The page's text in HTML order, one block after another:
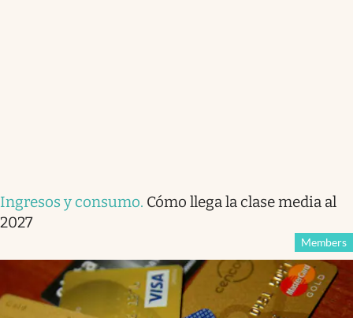
Ingresos y consumo. Cómo llega la clase media al
2027
Members